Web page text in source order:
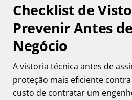
Checklist de
Prevenir Antes
Negócio
A vistoria técnica antes de
proteção mais eficiente
custo de contratar um